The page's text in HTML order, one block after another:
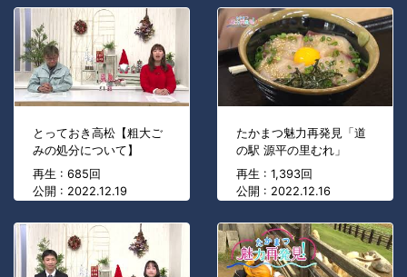
とっておき高松【粗大ご
みの処分について】
再生 : 685回
公開 : 2022.12.19
たかまつ魅力再発見「道
の駅 源平の里むれ」
再生 : 1,393回
公開 : 2022.12.16